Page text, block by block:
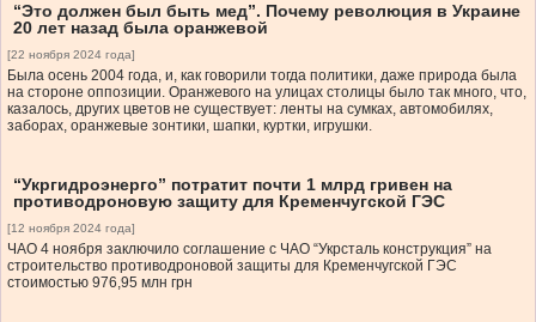
“Это должен был быть мед”. Почему революция в Украине
20 лет назад была оранжевой
[22 ноября 2024 года]
Была осень 2004 года, и, как говорили тогда политики, даже природа была
на стороне оппозиции. Оранжевого на улицах столицы было так много, что,
казалось, других цветов не существует: ленты на сумках, автомобилях,
заборах, оранжевые зонтики, шапки, куртки, игрушки.
“Укргидроэнерго” потратит почти 1 млрд гривен на
противодроновую защиту для Кременчугской ГЭС
[12 ноября 2024 года]
ЧАО 4 ноября заключило соглашение с ЧАО “Укрсталь конструкция” на
строительство противодроновой защиты для Кременчугской ГЭС
стоимостью 976,95 млн грн